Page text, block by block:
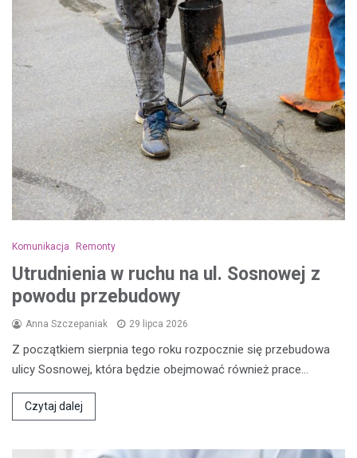
Komunikacja Remonty
Utrudnienia w ruchu na ul. Sosnowej z
powodu przebudowy
Anna Szczepaniak 29 lipca 2026
Z początkiem sierpnia tego roku rozpocznie się przebudowa
ulicy Sosnowej, która będzie obejmować również prace…
Czytaj dalej